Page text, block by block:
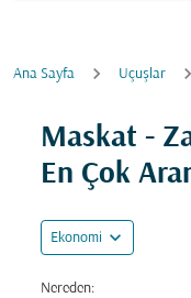
Ana Sayfa Uçuşlar
Maskat -
En Çok
Ekonomi expand_more
Nereden: